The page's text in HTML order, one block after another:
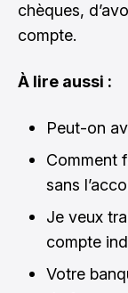
chèques,
compte.
À lire aussi :
Peut-on
Comment
sans
Je veux
compte
Votre